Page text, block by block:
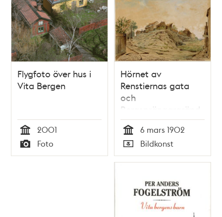
Flygfoto över hus i
Vita Bergen
Tid
2001
Typ
Foto
Hörnet av
Renstiernas gata
och
Bergsprängargränd.
På krönet
Bergsprängargränd
2Tid
6 mars 1902
Typ
Bildkonst